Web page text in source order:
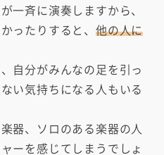
一斉に演奏しますから、
ったりすると、 他の人に
自分がみんなの足を引っ
い気持ちになる人もいる
器、ソロのある楽器の人
ーを感じてしまうでしょ